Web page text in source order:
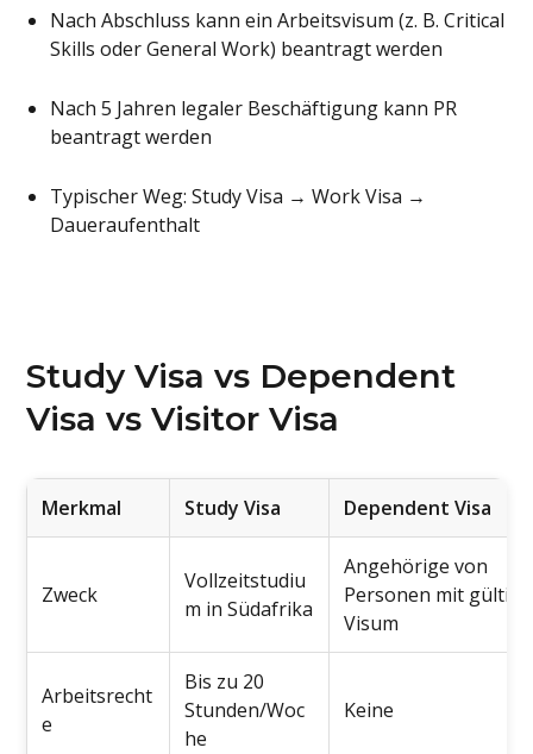
Nach Abschluss kann ein Arbeitsvisum (z. B. Critical
Skills oder General Work) beantragt werden
Nach 5 Jahren legaler Beschäftigung kann PR
beantragt werden
Typischer Weg: Study Visa → Work Visa →
Daueraufenthalt
Study Visa vs Dependent
Visa vs Visitor Visa
Merkmal Study Visa Dependent Visa
Zweck
Vollzeitstudiu
m in Südafrika
Angehörige von
Personen mit
Visum
Arbeitsrecht
e
Bis zu 20
Stunden/Woc
he
Keine